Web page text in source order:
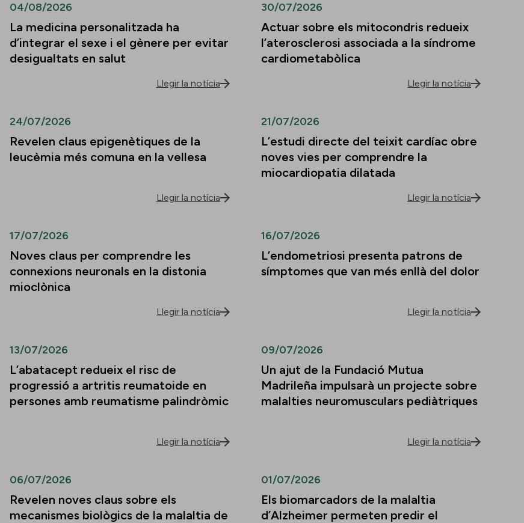
04/08/2026
La medicina personalitzada ha
d’integrar el sexe i el gènere per evitar
desigualtats en salut
Llegir la notícia
30/07/2026
Actuar sobre els mitocondris redueix
l’aterosclerosi associada a la síndrome
cardiometabòlica
Llegir la notícia
24/07/2026
Revelen claus epigenètiques de la
leucèmia més comuna en la vellesa
Llegir la notícia
21/07/2026
L’estudi directe del teixit cardíac obre
noves vies per comprendre la
miocardiopatia dilatada
Llegir la notícia
17/07/2026
Noves claus per comprendre les
connexions neuronals en la distonia
mioclònica
Llegir la notícia
16/07/2026
L’endometriosi presenta patrons de
símptomes que van més enllà del dolor
Llegir la notícia
13/07/2026
L’abatacept redueix el risc de
progressió a artritis reumatoide en
persones amb reumatisme palindròmic
Llegir la notícia
09/07/2026
Un ajut de la Fundació Mutua
Madrileña impulsarà un projecte sobre
malalties neuromusculars pediàtriques
Llegir la notícia
06/07/2026
Revelen noves claus sobre els
mecanismes biològics de la malaltia de
01/07/2026
Els biomarcadors de la malaltia
d’Alzheimer permeten predir el